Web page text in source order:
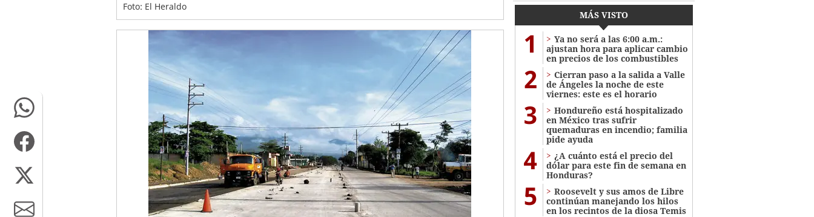
Foto: El Heraldo
MÁS VISTO
1
Ya no será a las 6:00 a.m.:
ajustan hora para aplicar cambio
en precios de los combustibles
2
Cierran paso a la salida a Valle
de Ángeles la noche de este
viernes: este es el horario
3
Hondureño está hospitalizado
en México tras sufrir
quemaduras en incendio; familia
pide ayuda
4
¿A cuánto está el precio del
dólar para este fin de semana en
Honduras?
5
Roosevelt y sus amos de Libre
continúan manejando los hilos
en los recintos de la diosa Temis